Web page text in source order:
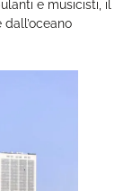
e musicisti, il